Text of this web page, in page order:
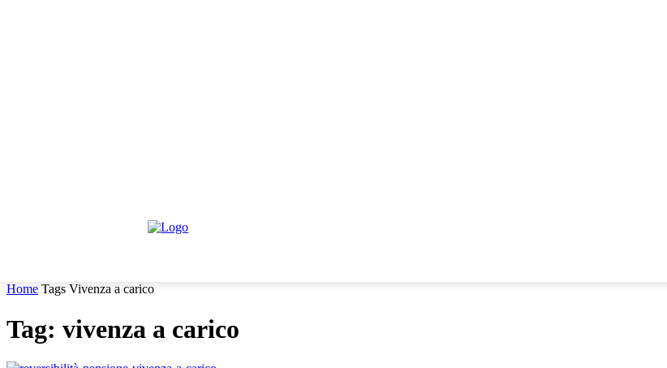
Home Tags Vivenza a carico
Tag: vivenza a carico